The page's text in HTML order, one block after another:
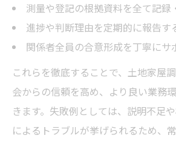
測量や登記の根拠資料を全て記録
進捗や判断理由を定期的に報告す
関係者全員の合意形成を丁寧にサ
これらを徹底することで、土地家屋
会からの信頼を高め、より良い業務
きます。失敗例としては、説明不足
によるトラブルが挙げられるため、